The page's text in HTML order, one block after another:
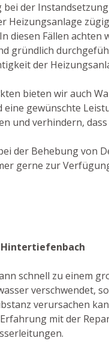
der
Heizungsanlage
diesen Fällen achten
gründlich
der
bieten wir auch
gewünschte
und verhindern,
der Behebung von
gerne zur
schnell zu einem
verschwendet,
verursachen
mit der